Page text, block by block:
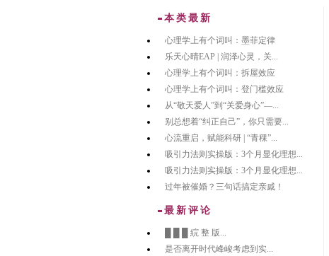
本类最新
心理学上有个词叫：墨菲定律
乐天心晴EAP | 润泽心灵，关...
心理学上有个词叫：拆屋效应
心理学上有个词叫：登门槛效应
从“敬天爱人”到“关爱身心”—...
别总想着“纠正自己”，你只需要...
心流重启，赋能科研 | “青稞”...
吸引力法则实操版：3个月显化理想...
吸引力法则实操版：3个月显化理想...
过年被催婚？三句话搞定亲戚！
最新评论
█ █ █ 綄 整 版...
是否离开时代峰峻考虑到实...